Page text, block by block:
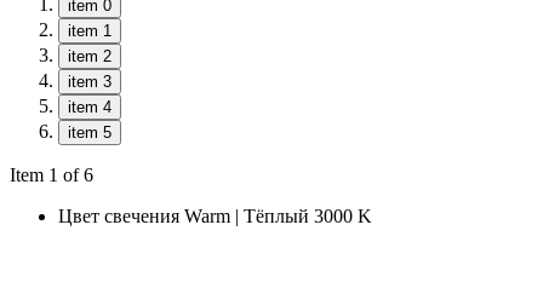
item 0
item 1
item 2
item 3
item 4
item 5
Item 1 of 6
Цвет свечения Warm | Тёплый 3000 K